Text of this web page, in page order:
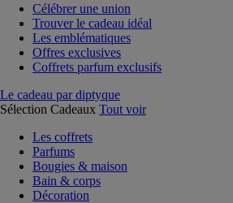
Célébrer une union
Trouver le cadeau idéal
Les emblématiques
Offres exclusives
Coffrets parfum exclusifs
Le cadeau par diptyque
Sélection Cadeaux Tout voir
Les coffrets
Parfums
Bougies & maison
Bain & corps
Décoration